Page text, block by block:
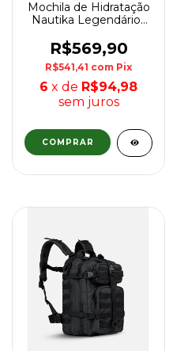
Mochila de Hidratação
Nautika Legendários
R$569,90
R$541,41 com Pix
6 x de R$94,98
sem juros